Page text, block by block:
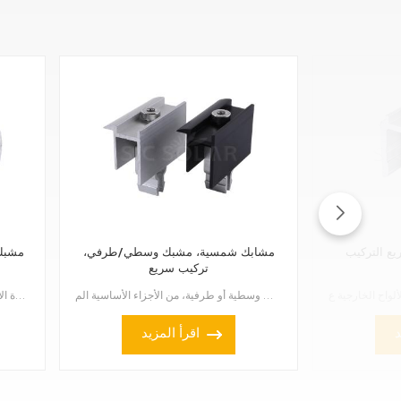
مشبك طرفي قابل للتعديل مصنوع من الألومنيوم، وهو قطعة متعددة الاستخدامات وعالية الجودة، تُستخدم لتثبي...
مشابك شمسية، مشبك وسطي/طرفي،
تركيب سريع
تُعدّ مشابك التثبيت السريع للألواح الشمسية، سواءً كانت مشابك وسطية أو طرفية، من الأجزاء الأساسية الم...
اقرأ المزيد